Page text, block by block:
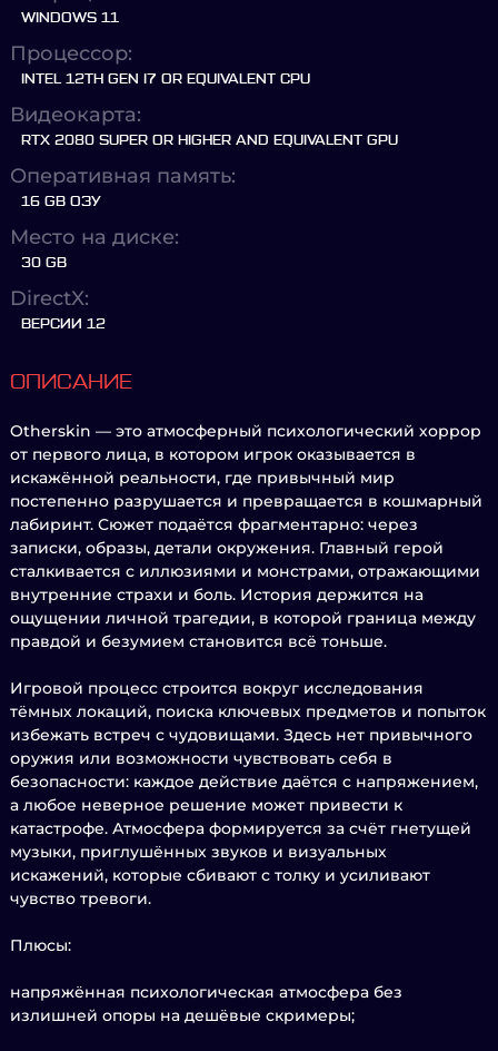
WINDOWS 11
Процессор:
INTEL 12TH GEN I7 OR EQUIVALENT CPU
Видеокарта:
RTX 2080 SUPER OR HIGHER AND EQUIVALENT GPU
Оперативная память:
16 GB ОЗУ
Место на диске:
30 GB
DirectX:
ВЕРСИИ 12
ОПИСАНИЕ
Otherskin — это атмосферный психологический хоррор
от первого лица, в котором игрок оказывается в
искажённой реальности, где привычный мир
постепенно разрушается и превращается в кошмарный
лабиринт. Сюжет подаётся фрагментарно: через
записки, образы, детали окружения. Главный герой
сталкивается с иллюзиями и монстрами, отражающими
внутренние страхи и боль. История держится на
ощущении личной трагедии, в которой граница между
правдой и безумием становится всё тоньше.
Игровой процесс строится вокруг исследования
тёмных локаций, поиска ключевых предметов и попыток
избежать встреч с чудовищами. Здесь нет привычного
оружия или возможности чувствовать себя в
безопасности: каждое действие даётся с напряжением,
а любое неверное решение может привести к
катастрофе. Атмосфера формируется за счёт гнетущей
музыки, приглушённых звуков и визуальных
искажений, которые сбивают с толку и усиливают
чувство тревоги.
Плюсы:
напряжённая психологическая атмосфера без
излишней опоры на дешёвые скримеры;